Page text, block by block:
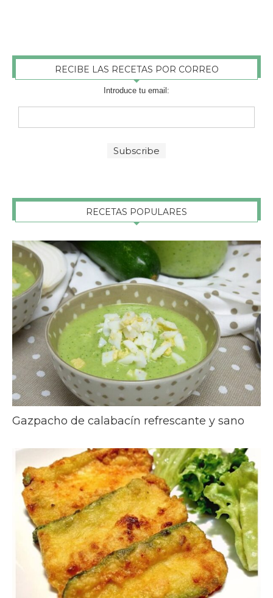
RECIBE LAS RECETAS POR CORREO
Introduce tu email:
RECETAS POPULARES
Gazpacho de calabacín refrescante y sano